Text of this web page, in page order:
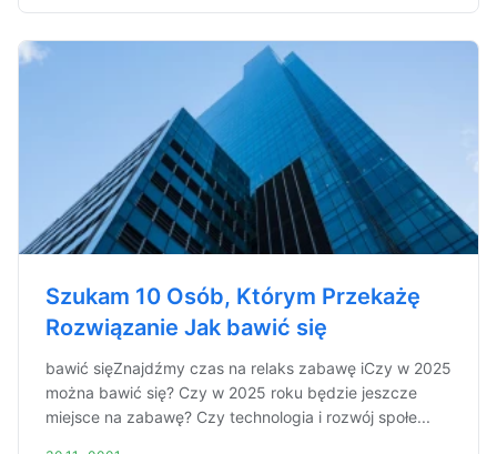
Szukam 10 Osób, Którym Przekażę
Rozwiązanie Jak bawić się
bawić sięZnajdźmy czas na relaks zabawę iCzy w 2025
można bawić się? Czy w 2025 roku będzie jeszcze
miejsce na zabawę? Czy technologia i rozwój społe...